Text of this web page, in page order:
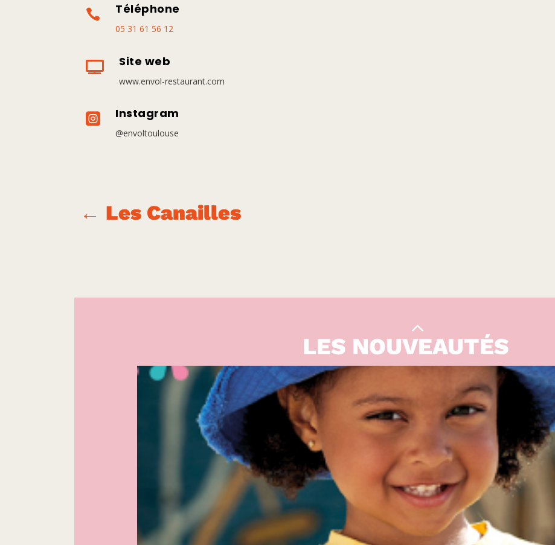
 Téléphone
05 31 61 56 12
 Site web
www.envol-restaurant.com
 Instagram
@envoltoulouse
← Les Canailles
LES NOUVEAUTÉS